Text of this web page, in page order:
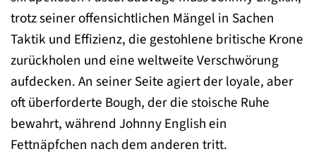
trotz seiner offensichtlichen Mängel in Sachen
Taktik und Effizienz, die gestohlene britische Krone
zurückholen und eine weltweite Verschwörung
aufdecken. An seiner Seite agiert der loyale, aber
oft überforderte Bough, der die stoische Ruhe
bewahrt, während Johnny English ein
Fettnäpfchen nach dem anderen tritt.